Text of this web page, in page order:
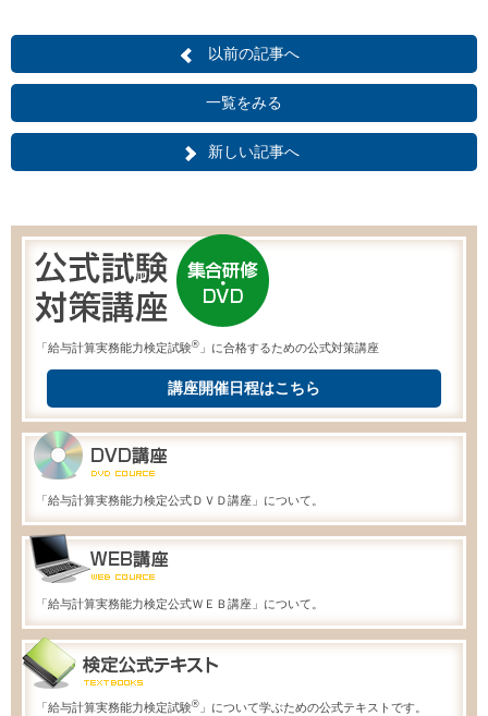
以前の記事へ
一覧をみる
新しい記事へ
「給与計算実務能力検定試験® 」に合格するための公式対策講座
講座開催日程はこちら
「給与計算実務能力検定公式ＤＶＤ講座」について。
「給与計算実務能力検定公式ＷＥＢ講座」について。
「給与計算実務能力検定試験® 」について学ぶための公式テキストです。